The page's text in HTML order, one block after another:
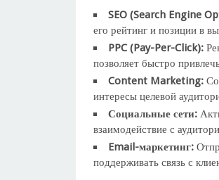
SEO (Search Engine
его рейтинг и позиции в
PPC (Pay-Per-Click):
позволяет быстро
Content Marketing:
интересы целевой
Социальные сети:
взаимодействие с
Email-маркетинг:
поддерживать связь с